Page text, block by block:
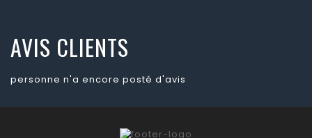
AVIS CLIENTS
personne n'a encore posté d'avis